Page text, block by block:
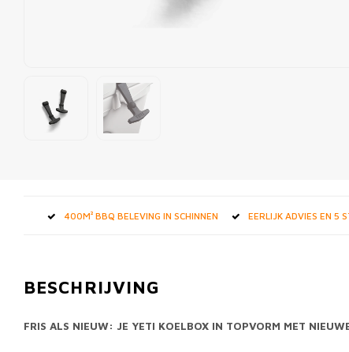
400M² BBQ BELEVING IN SCHINNEN EERLIJK ADVIES EN 5
BESCHRIJVING
FRIS ALS NIEUW: JE YETI KOELBOX IN TOPVORM MET